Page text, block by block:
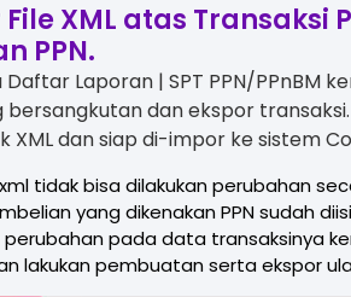
File XML atas
PPN.
Laporan | SPT PPN/PPnBM
bersangkutan dan ekspor
XML dan siap di-impor ke sistem
tidak bisa dilakukan perubahan
yang dikenakan PPN sudah
pada data transaksinya
lakukan pembuatan serta ekspor